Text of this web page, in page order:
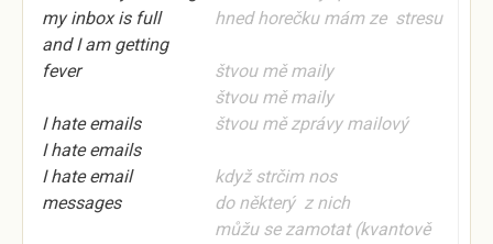
my inbox is full
and I am getting
fever
I hate emails
I hate emails
I hate email
messages
hned horečku mám ze stresu
štvou mě maily
štvou mě maily
štvou mězprávy mailový
když strčim nos
do některý z nich
můžu se zamotat (kvantově